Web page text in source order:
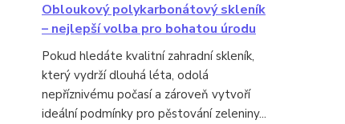
Obloukový polykarbonátový skleník
– nejlepší volba pro bohatou úrodu
Pokud hledáte kvalitní zahradní skleník,
který vydrží dlouhá léta, odolá
nepříznivému počasí a zároveň vytvoří
ideální podmínky pro pěstování zeleniny...